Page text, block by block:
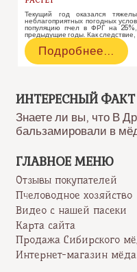
Текущий год оказался
неблагоприятных погодных
популяцию пчел в ФРГ на
предыдущие годы. Как следствие,
В
Германии
мёда
720
рублей.
растет
Подробнее…
ИНТЕРЕСНЫЙ ФАКТ
Знаете ли вы, что В
бальзамировали в
ГЛАВНОЕ МЕНЮ
Отзывы покупателей
Пчеловодное хозяйство
Видео с нашей пасеки
Карта сайта
Продажа Сибирского
Интернет-магазин